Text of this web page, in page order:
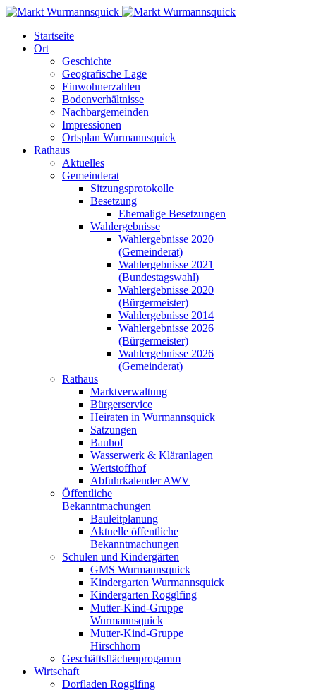
Startseite
Ort
Geschichte
Geografische Lage
Einwohnerzahlen
Bodenverhältnisse
Nachbargemeinden
Impressionen
Ortsplan Wurmannsquick
Rathaus
Aktuelles
Gemeinderat
Sitzungsprotokolle
Besetzung
Ehemalige Besetzungen
Wahlergebnisse
Wahlergebnisse 2020
(Gemeinderat)
Wahlergebnisse 2021
(Bundestagswahl)
Wahlergebnisse 2020
(Bürgermeister)
Wahlergebnisse 2014
Wahlergebnisse 2026
(Bürgermeister)
Wahlergebnisse 2026
(Gemeinderat)
Rathaus
Marktverwaltung
Bürgerservice
Heiraten in Wurmannsquick
Satzungen
Bauhof
Wasserwerk & Kläranlagen
Wertstoffhof
Abfuhrkalender AWV
Öffentliche
Bekanntmachungen
Bauleitplanung
Aktuelle öffentliche
Bekanntmachungen
Schulen und Kindergärten
GMS Wurmannsquick
Kindergarten Wurmannsquick
Kindergarten Rogglfing
Mutter-Kind-Gruppe
Wurmannsquick
Mutter-Kind-Gruppe
Hirschhorn
Geschäftsflächenprogamm
Wirtschaft
Dorfladen Rogglfing